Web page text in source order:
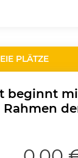
PLÄTZE
beginnt